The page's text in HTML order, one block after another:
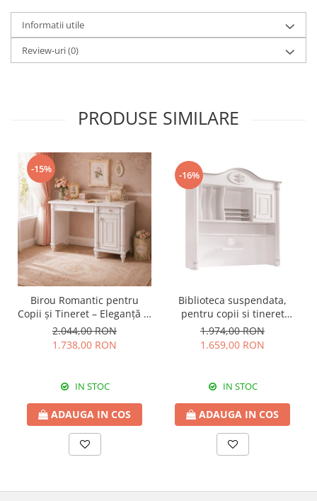
Informatii utile
Review-uri(0)
PRODUSE SIMILARE
-15%
Birou Romantic pentru
Copii și Tineret – Eleganță și
Funcționalitate, 117x62x75
cm
2.044,00 RON
1.738,00 RON
IN STOC
ADAUGA IN COS
-16%
Biblioteca suspendata,
pentru copii si tineret
Colectia Romantic,
117x37x119 cm
1.974,00 RON
1.659,00 RON
IN STOC
ADAUGA IN COS